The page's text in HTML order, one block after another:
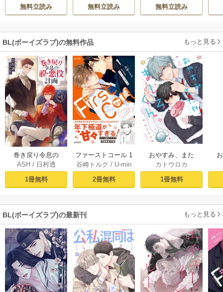
ハ
無料立読み 無料立読み
ただ祈るだけの役
立たずな妻のはず
間
無料立読み
BL(ボーイズラブ)の無料作品 もっと見る
巻き戻り令息の
脱・悪役計画１
ASH / 日村透
1冊無料
ファーストコール 1
～童貞外科医、年
下ヤクザの嫁にさ
れそうです！～
ア限定描き下ろし
谷崎トルク / U-min
2冊無料
おやすみ、また
ね。ましろくん。
【電子限定漫画付
き】
カトウロカ
1冊無料
BL(ボーイズラブ)の最新刊 もっと見る